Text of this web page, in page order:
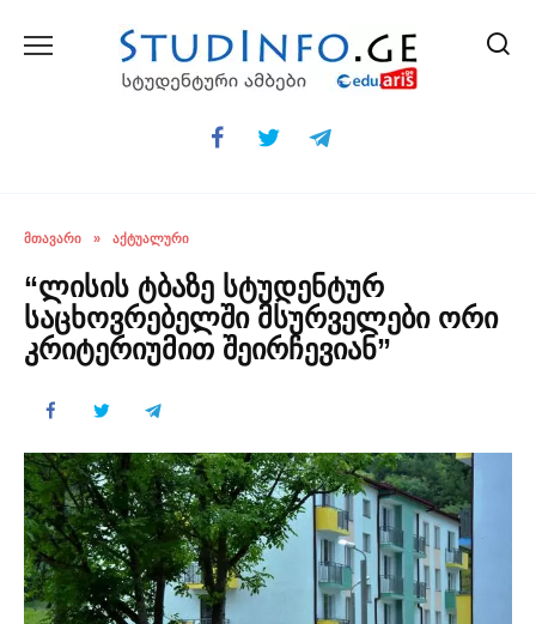
ᲛᲗᲐᲕᲐᲠᲘ » ᲐᲥᲢᲣᲐᲚᲣᲠᲘ
“ლისის ტბაზე სტუდენტურ
საცხოვრებელში მსურველები ორი
კრიტერიუმით შეირჩევიან”